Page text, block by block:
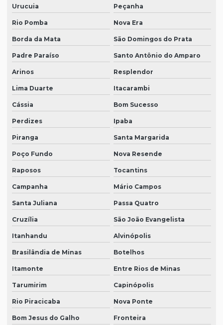
Urucuia Peçanha
Rio Pomba Nova Era
Borda da Mata São Domingos do Prata
Padre Paraíso Santo Antônio do Amparo
Arinos Resplendor
Lima Duarte Itacarambi
Cássia Bom Sucesso
Perdizes Ipaba
Piranga Santa Margarida
Poço Fundo Nova Resende
Raposos Tocantins
Campanha Mário Campos
Santa Juliana Passa Quatro
Cruzília São João Evangelista
Itanhandu Alvinópolis
Brasilândia de Minas Botelhos
Itamonte Entre Rios de Minas
Tarumirim Capinópolis
Rio Piracicaba Nova Ponte
Bom Jesus do Galho Fronteira